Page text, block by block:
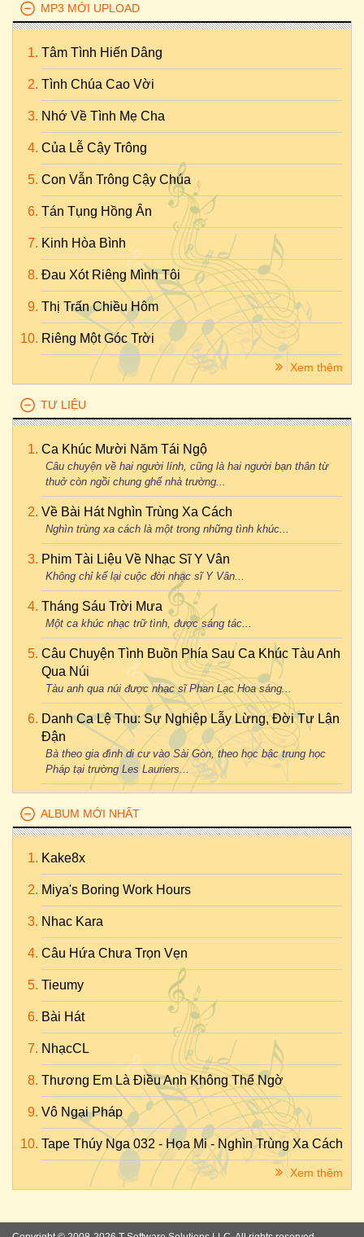
MP3 MỚI UPLOAD
Tâm Tình Hiến Dâng
Tình Chúa Cao Vời
Nhớ Về Tình Mẹ Cha
Của Lễ Cậy Trông
Con Vẫn Trông Cậy Chúa
Tán Tụng Hồng Ân
Kinh Hòa Bình
Đau Xót Riêng Mình Tôi
Thị Trấn Chiều Hôm
Riêng Một Góc Trời
Xem thêm
TƯ LIỆU
Ca Khúc Mười Năm Tái Ngộ
Câu chuyện về hai người lính, cũng là hai người bạn thân từ
thuở còn ngồi chung ghế nhà trường...
Về Bài Hát Nghìn Trùng Xa Cách
Nghìn trùng xa cách là một trong những tình khúc...
Phim Tài Liệu Về Nhạc Sĩ Y Vân
Không chỉ kể lại cuộc đời nhạc sĩ Y Vân...
Tháng Sáu Trời Mưa
Một ca khúc nhạc trữ tình, được sáng tác...
Câu Chuyện Tình Buồn Phía Sau Ca Khúc Tàu Anh
Qua Núi
Tàu anh qua núi được nhạc sĩ Phan Lạc Hoa sáng...
Danh Ca Lệ Thu: Sự Nghiệp Lẫy Lừng, Đời Tư Lận
Đận
Bà theo gia đình di cư vào Sài Gòn, theo học bậc trung học
Pháp tại trường Les Lauriers...
ALBUM MỚI NHẤT
Kake8x
Miya's Boring Work Hours
Nhac Kara
Câu Hứa Chưa Trọn Vẹn
Tieumy
Bài Hát
NhạcCL
Thương Em Là Điều Anh Không Thể Ngờ
Vô Ngại Pháp
Tape Thúy Nga 032 - Họa Mi - Nghìn Trùng Xa Cách
Xem thêm